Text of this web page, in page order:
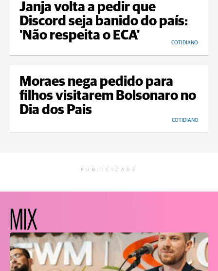
Janja volta a pedir que
Discord seja banido do país:
'Não respeita o ECA'
COTIDIANO
Moraes nega pedido para
filhos visitarem Bolsonaro no
Dia dos Pais
COTIDIANO
PUBLICIDADE
MIX